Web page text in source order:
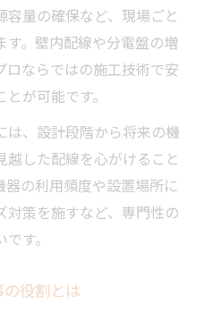
量の確保など、現場ごと
。壁内配線や分電盤の増
ならではの施工技術で安
が可能です。
は、設計段階から将来の機
した配線を心がけること
の利用頻度や設置場所に
策を施すなど、専門性の
す。
役割とは